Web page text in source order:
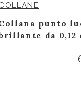
punto
da 0,12